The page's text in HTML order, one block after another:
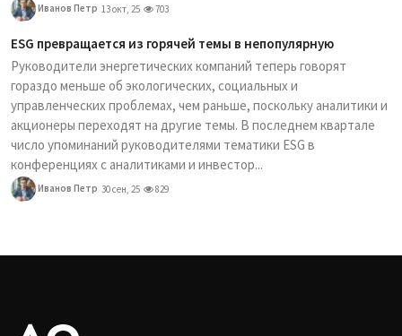
Иванов Петр 13 окт, 25 703
ESG превращается из горячей темы в непопулярную
Руководители энергетических компаний теперь говорят
гораздо меньше об экологических, социальных и
управленческих проблемах, чем раньше, поскольку аналитики и
акционеры переходят на другие темы. В последнем квартале
число упоминаний руководителями тематики ESG в
конференциях с аналитиками и инвестор...
Иванов Петр 30 сен, 25 829